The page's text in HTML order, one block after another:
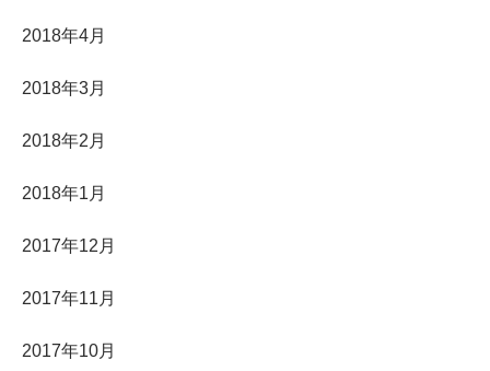
2018年4月
2018年3月
2018年2月
2018年1月
2017年12月
2017年11月
2017年10月